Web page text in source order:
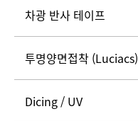
차광 반사 테이프
투명양면접착 (Luciacs)
Dicing / UV